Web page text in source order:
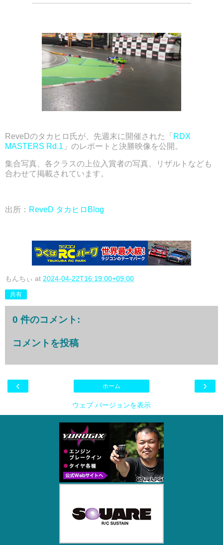
ReveDのタカヒロ氏が、先週末に開催された「 RDX
MASTERS Rd.1 」のレポートと決勝映像を公開。
集合写真、各クラスの上位入賞者の写真、リザルトなども
合わせて掲載されています。
出所： ReveD タカヒロBlog
もんちぃ at 2024-04-22T16:19:00+09:00
共有
0 件のコメント:
コメントを投稿
‹ ›
ホーム
ウェブ バージョンを表示